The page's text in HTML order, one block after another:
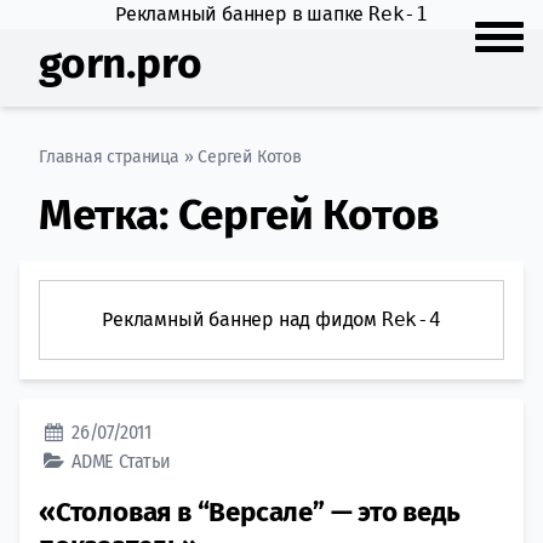
Рекламный баннер в шапке Rek-1
gorn.pro
Главная страница »Сергей Котов
Метка: Сергей Котов
Рекламный баннер над фидом Rek-4
26/07/2011
ADME Статьи
«Столовая в “Версале” — это ведь